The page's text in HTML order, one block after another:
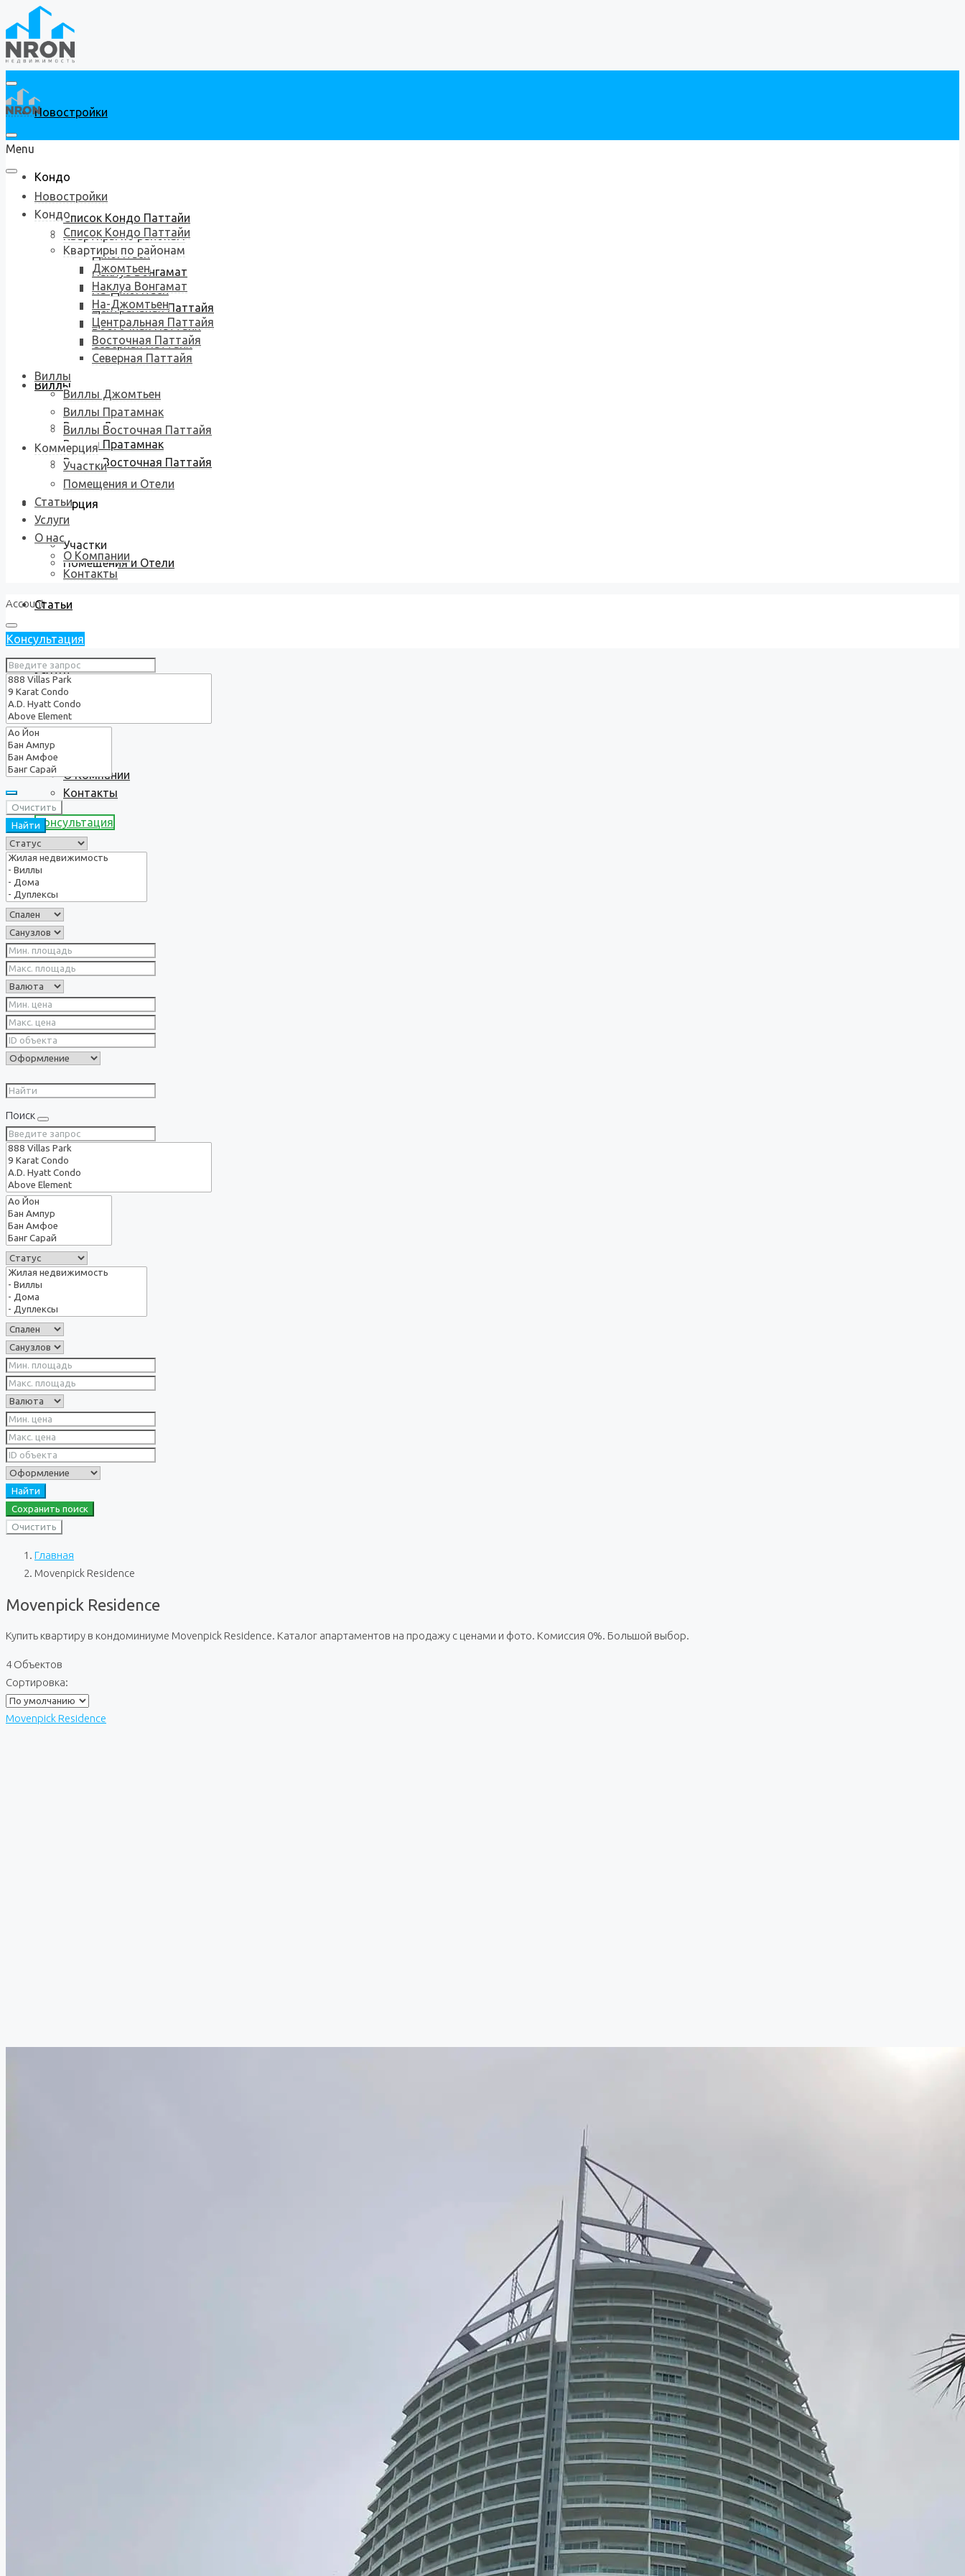
Новостройки
Кондо
Список Кондо Паттайи
Квартиры по районам
Джомтьен
Наклуа Вонгамат
На-Джомтьен
Центральная Паттайя
Восточная Паттайя
Северная Паттайя
Виллы
Виллы Джомтьен
Виллы Пратамнак
Виллы Восточная Паттайя
Коммерция
Участки
Помещения и Отели
Статьи
Услуги
О нас
О Компании
Контакты
Консультация
Menu
Новостройки
Кондо
Список Кондо Паттайи
Квартиры по районам
Джомтьен
Наклуа Вонгамат
На-Джомтьен
Центральная Паттайя
Восточная Паттайя
Северная Паттайя
Виллы
Виллы Джомтьен
Виллы Пратамнак
Виллы Восточная Паттайя
Коммерция
Участки
Помещения и Отели
Статьи
Услуги
О нас
О Компании
Контакты
Account
Консультация
Очистить
Найти
Поиск
Найти
Сохранить поиск
Очистить
Главная
Movenpick Residence
Movenpick Residence
Купить квартиру в кондоминиуме Movenpick Residence. Каталог апартаментов на продажу с ценами и фото. Комиссия 0%. Большой выбор.
4 Объектов
Сортировка:
Movenpick Residence